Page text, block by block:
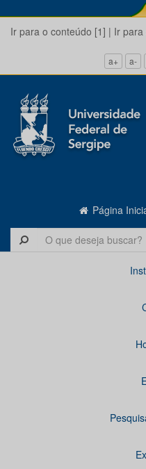
Ir para o conteúdo [1] | Ir
a+ a-
Página